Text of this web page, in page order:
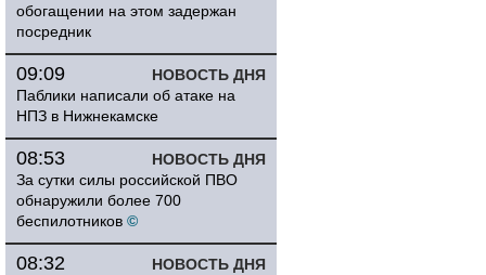
обогащении на этом задержан
посредник
НОВОСТЬ ДНЯ
09:09
Паблики написали об атаке на
НПЗ в Нижнекамске
НОВОСТЬ ДНЯ
08:53
За сутки силы российской ПВО
обнаружили более 700
беспилотников ©
НОВОСТЬ ДНЯ
08:32